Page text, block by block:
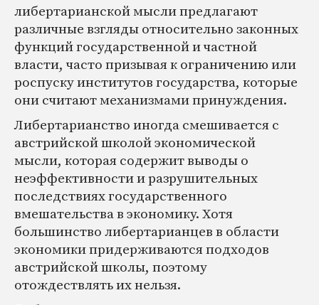
либертарианской мысли предлагают
различные взгляды относительно законных
функций государственной и частной
власти, часто призывая к ограничению или
роспуску институтов государства, которые
они считают механизмами принуждения.
Либертарианство иногда смешивается с
австрийской школой экономической
мысли, которая содержит выводы о
неэффективности и разрушительных
последствиях государственного
вмешательства в экономику. Хотя
большинство либертарианцев в области
экономики придерживаются подходов
австрийской школы, поэтому
отождествлять их нельзя.